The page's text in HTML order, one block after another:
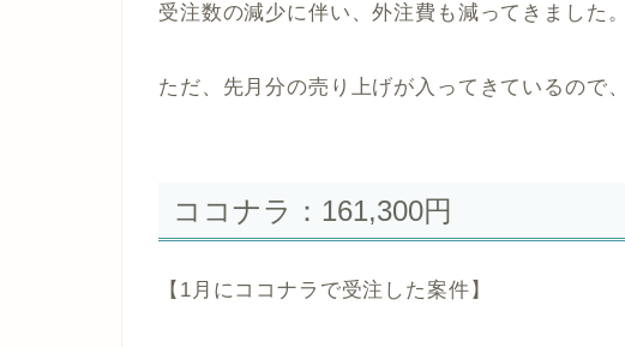
受注数の減少に伴い、外注費も減ってきました。
ただ、先月分の売り上げが入ってきているので
ココナラ：161,300円
【1月にココナラで受注した案件】